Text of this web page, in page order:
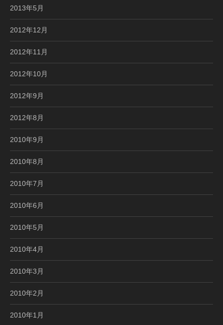
2013年5月
2012年12月
2012年11月
2012年10月
2012年9月
2012年8月
2010年9月
2010年8月
2010年7月
2010年6月
2010年5月
2010年4月
2010年3月
2010年2月
2010年1月